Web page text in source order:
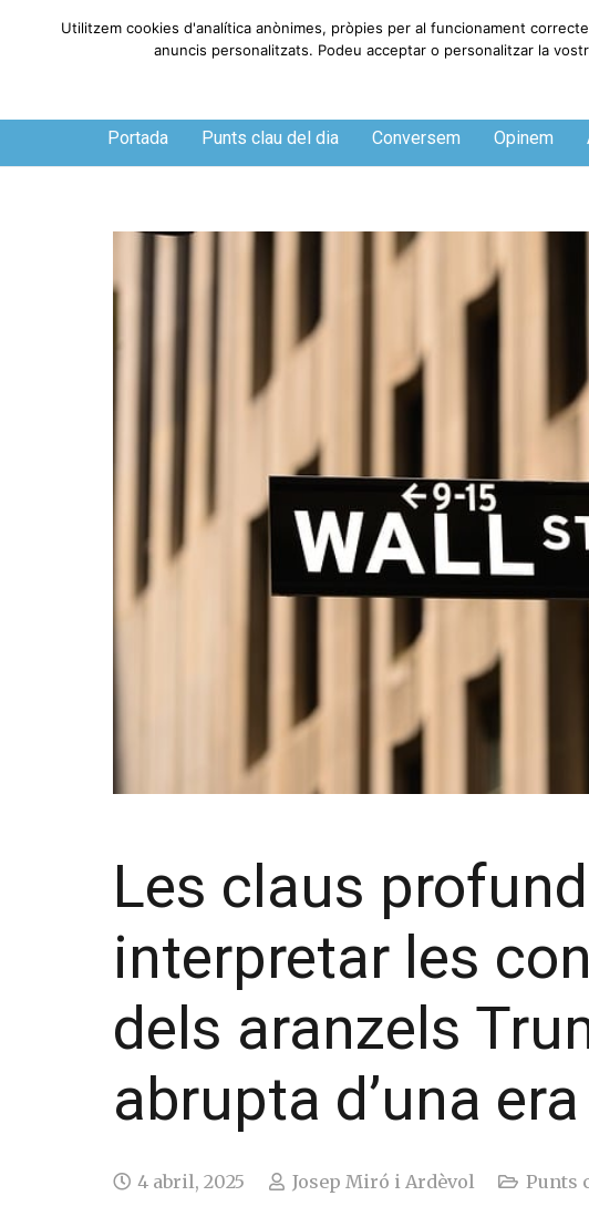
Divendres, 7 de agosto de 2026
Portada Punts clau del dia Conversem Opinem
Les claus
interpretar les
dels aranzels
abrupta d’una
4 abril, 2025 Josep Miró i Ardèvol Punts
Utilitzem cookies d'analítica anònimes, pròpies per al funcionament
anuncis personalitzats. Podeu acceptar o personalitzar la